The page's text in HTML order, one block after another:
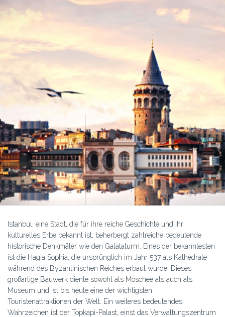
Istanbul, eine Stadt, die für ihre reiche Geschichte und ihr
kulturelles Erbe bekannt ist, beherbergt zahlreiche bedeutende
historische Denkmäler wie den Galataturm. Eines der bekanntesten
ist die Hagia Sophia, die ursprünglich im Jahr 537 als Kathedrale
während des Byzantinischen Reiches erbaut wurde. Dieses
großartige Bauwerk diente sowohl als Moschee als auch als
Museum und ist bis heute eine der wichtigsten
Touristenattraktionen der Welt. Ein weiteres bedeutendes
Wahrzeichen ist der Topkapi-Palast, einst das Verwaltungszentrum